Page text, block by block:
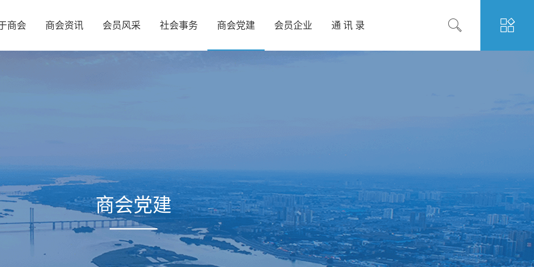
商会 商会资讯 会员风采 社会事务 商会党建 会员企业 通 讯 录
商会党建